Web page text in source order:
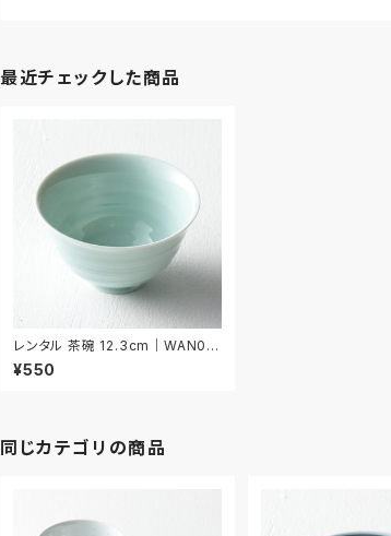
最近チェックした商品
レンタル 茶碗 12.3cm｜WAN01
8
¥550
同じカテゴリの商品